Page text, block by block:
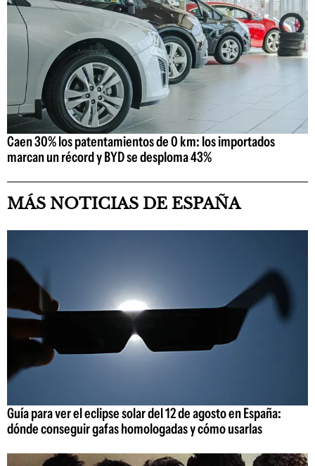
Caen 30% los patentamientos de 0 km: los importados
marcan un récord y BYD se desploma 43%
MÁS NOTICIAS DE ESPAÑA
Guía para ver el eclipse solar del 12 de agosto en España:
dónde conseguir gafas homologadas y cómo usarlas